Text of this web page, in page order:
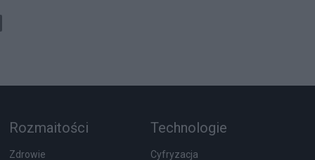
Rozmaitości
Zdrowie
Technologie
Cyfryzacja